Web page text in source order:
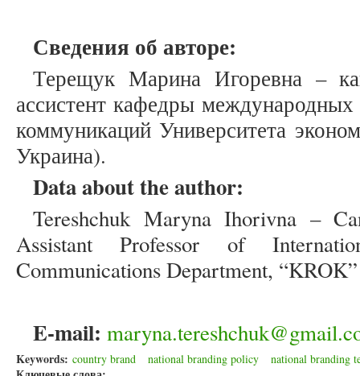
Сведения об авторе:
Терещук Марина Игоревна –
ассистент кафедры
коммуникаций Университета
Украина).
Data about the author:
Tereshchuk Maryna Ihorivna –
Assistant Professor of
Communications Department,
E-mail:
Keywords: country brand national branding policy national branding